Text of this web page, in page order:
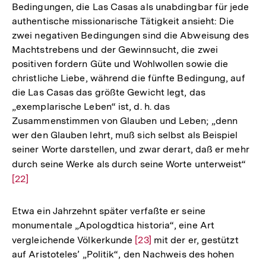
Auflösung
der
Fußnote
Bedingungen, die Las Casas als unabdingbar für jede
authentische missionarische Tätigkeit ansieht: Die
zwei negativen Bedingungen sind die Abweisung des
Machtstrebens und der Gewinnsucht, die zwei
positiven fordern Güte und Wohlwollen sowie die
christliche Liebe, während die fünfte Bedingung, auf
die Las Casas das größte Gewicht legt, das
„exemplarische Leben“ ist, d. h. das
Zusammenstimmen von Glauben und Leben; „denn
wer den Glauben lehrt, muß sich selbst als Beispiel
seiner Worte darstellen, und zwar derart, daß er mehr
durch seine Werke als durch seine Worte unterweist“
[22]
Etwa ein Jahrzehnt später verfaßte er seine
monumentale „Apologdtica historia“, eine Art
vergleichende Völkerkunde Zur
Auflösung
[23] mit der er, gestützt
auf Aristoteles’ „Politik“, den Nachweis des hohen